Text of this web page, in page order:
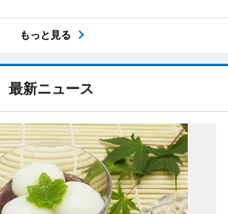
もっと見る
最新ニュース